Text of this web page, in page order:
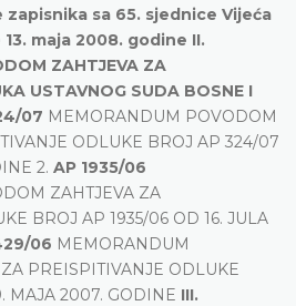
zapisnika sa 65. sjednice Vijeća
maja 2008. godine II.
ZAHTJEVA ZA
USTAVNOG SUDA BOSNE I
07 MEMORANDUM POVODOM
ODLUKE BROJ AP 324/07
2. AP 1935/06
ZAHTJEVA ZA
BROJ AP 1935/06 OD 16. JULA
06 MEMORANDUM
PREISPITIVANJE ODLUKE
MAJA 2007. GODINE III.